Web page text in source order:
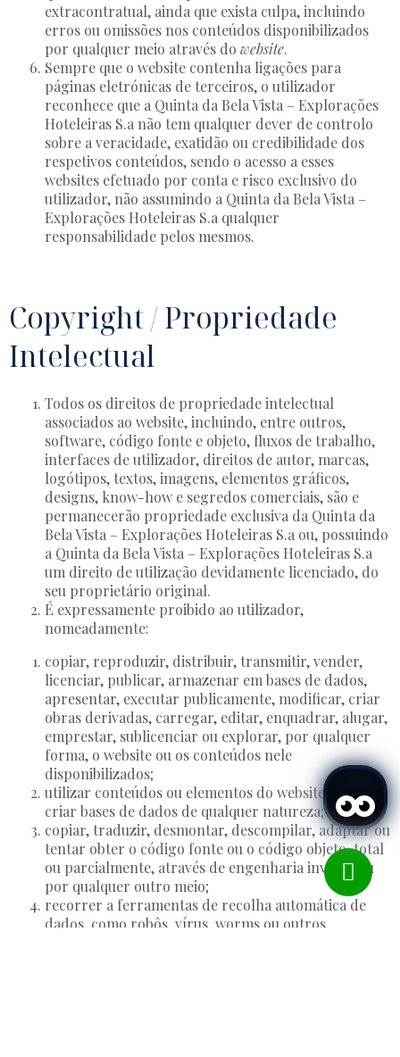
extracontratual, ainda que exista culpa, incluindo
erros ou omissões nos conteúdos disponibilizados
por qualquer meio através do website.
Sempre que o website contenha ligações para
páginas eletrónicas de terceiros, o utilizador
reconhece que a Quinta da Bela Vista – Explorações
Hoteleiras S.a não tem qualquer dever de controlo
sobre a veracidade, exatidão ou credibilidade dos
respetivos conteúdos, sendo o acesso a esses
websites efetuado por conta e risco exclusivo do
utilizador, não assumindo a Quinta da Bela Vista –
Explorações Hoteleiras S.a qualquer
responsabilidade pelos mesmos.
Copyright / Propriedade
Intelectual
Todos os direitos de propriedade intelectual
associados ao website, incluindo, entre outros,
software, código fonte e objeto, fluxos de trabalho,
interfaces de utilizador, direitos de autor, marcas,
logótipos, textos, imagens, elementos gráficos,
designs, know-how e segredos comerciais, são e
permanecerão propriedade exclusiva da Quinta da
Bela Vista – Explorações Hoteleiras S.a ou, possuindo
a Quinta da Bela Vista – Explorações Hoteleiras S.a
um direito de utilização devidamente licenciado, do
seu proprietário original.
É expressamente proibido ao utilizador,
nomeadamente:
copiar, reproduzir, distribuir, transmitir, vender,
licenciar, publicar, armazenar em bases de dados,
apresentar, executar publicamente, modificar, criar
obras derivadas, carregar, editar, enquadrar, alugar,
emprestar, sublicenciar ou explorar, por qualquer
forma, o website ou os conteúdos nele
disponibilizados;
utilizar conteúdos ou elementos do website para
criar bases de dados de qualquer natureza;
copiar, traduzir, desmontar, descompilar, adaptar ou
tentar obter o código fonte ou o código objeto, total
ou parcialmente, através de engenharia inversa ou
por qualquer outro meio;
recorrer a ferramentas de recolha automática de
dados, como robôs, vírus, worms ou outros